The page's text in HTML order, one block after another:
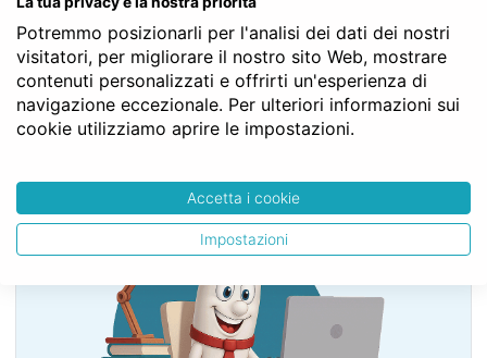
TITOLO III - Delle successioni testamentarie
Capo IV - Della forma dei testamenti
Sezione II - Dei testamenti speciali
Art. 610
Potremmo posizionarli per l'analisi dei dati dei nostri
visitatori, per migliorare il nostro sito Web, mostrare
contenuti personalizzati e offrirti un'esperienza di
navigazione eccezionale. Per ulteriori informazioni sui
cookie utilizziamo aprire le impostazioni.
Accetta i cookie
Impostazioni